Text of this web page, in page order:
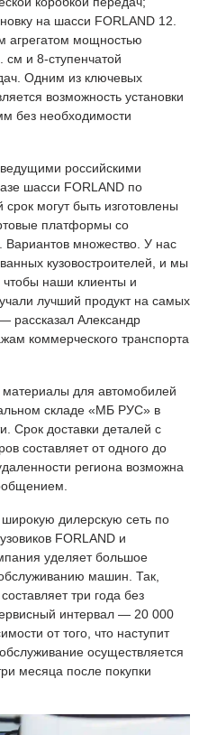
на шасси FORLAND 12.
агрегатом мощностью
и 8-ступенчатой
Одним из ключевых
возможность установки
без необходимости
российскими
шасси FORLAND по
могут быть изготовлены
платформы со
Вариантов множество. У нас
кузовостроителей, и мы
наши клиенты и
лучший продукт на самых
рассказал Александр
коммерческого транспорта
для автомобилей
складе «МБ РУС» в
Срок доставки деталей с
составляет от одного до
региона возможна
дилерскую сеть по
FORLAND и
уделяет большое
машин. Так,
три года без
интервал — 20 000
от того, что наступит
осуществляется
месяца после покупки